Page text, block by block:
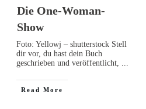
Die One-Woman-
Show
Foto: Yellowj – shutterstock Stell
dir vor, du hast dein Buch
geschrieben und veröffentlicht,
Read More